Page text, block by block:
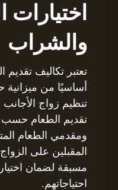
اختيارات
والشراب
تعتبر تكاليف
أساسيًا من
تنظيم زواج
تقديم الطعام حسب
ومقدمي الطعام
المقبلين على
مسبقة لضمان
احتياجاتهم.